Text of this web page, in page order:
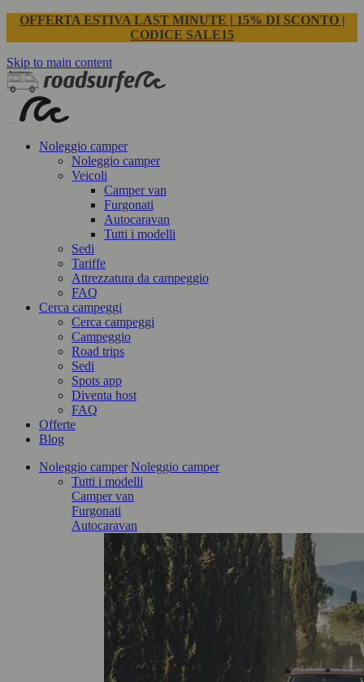
OFFERTA ESTIVA LAST MINUTE | 15% DI SCONTO |
CODICE SALE15
Skip to main content
Noleggio camper
Noleggio camper
Veicoli
Camper van
Furgonati
Autocaravan
Tutti i modelli
Sedi
Tariffe
Attrezzatura da campeggio
FAQ
Cerca campeggi
Cerca campeggi
Campeggio
Road trips
Sedi
Spots app
Diventa host
FAQ
Offerte
Blog
Noleggio camper Noleggio camper
Tutti i modelli
Camper van
Furgonati
Autocaravan